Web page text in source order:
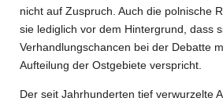
nicht auf Zuspruch. Auch die polnische
sie lediglich vor dem Hintergrund, dass
Verhandlungschancen bei der Debatte
Aufteilung der Ostgebiete verspricht.
Der seit Jahrhunderten tief verwurzelte